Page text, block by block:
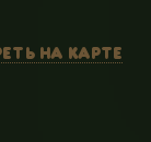
НА КАРТЕ